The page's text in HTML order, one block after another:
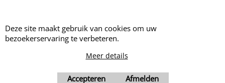
Deze site maakt gebruik van cookies om uw
bezoekerservaring te verbeteren.
Meer details
Accepteren Afmelden